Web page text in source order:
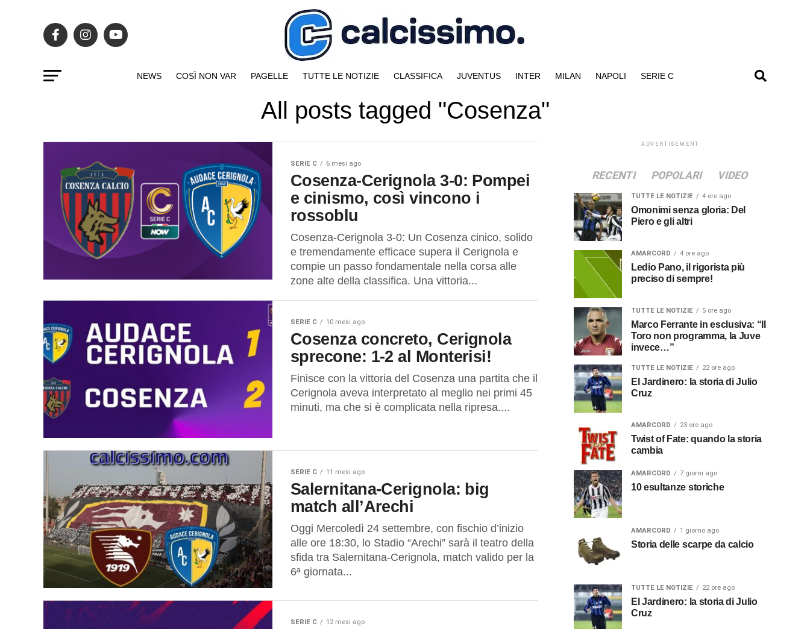
NEWS COSÌ NON VAR PAGELLE TUTTE LE NOTIZIE CLASSIFICA JUVENTUS INTER MILAN NAPOLI SERIE C
All posts tagged "Cosenza"
SERIE C 6 mesi ago
Cosenza-Cerignola 3-0: Pompei
e cinismo, così vincono i
rossoblu
Cosenza-Cerignola 3-0: Un Cosenza cinico, solido
e tremendamente efficace supera il Cerignola e
compie un passo fondamentale nella corsa alle
zone alte della classifica. Una vittoria...
SERIE C 10 mesi ago
Cosenza concreto, Cerignola
sprecone: 1-2 al Monterisi!
Finisce con la vittoria del Cosenza una partita che il
Cerignola aveva interpretato al meglio nei primi 45
minuti, ma che si è complicata nella ripresa....
SERIE C 11 mesi ago
Salernitana-Cerignola: big
match all’Arechi
Oggi Mercoledì 24 settembre, con fischio d’inizio
alle ore 18:30, lo Stadio “Arechi” sarà il teatro della
sfida tra Salernitana-Cerignola, match valido per la
6ª giornata...
SERIE C 12 mesi ago
ADVERTISEMENT
RECENTI POPOLARI VIDEO
TUTTE LE NOTIZIE 4 ore ago
Omonimi senza gloria: Del
Piero e gli altri
AMARCORD 4 ore ago
Ledio Pano, il rigorista più
preciso di sempre!
TUTTE LE NOTIZIE 5 ore ago
Marco Ferrante in esclusiva: “Il
Toro non programma, la Juve
invece…”
TUTTE LE NOTIZIE 22 ore ago
El Jardinero: la storia di Julio
Cruz
AMARCORD 23 ore ago
Twist of Fate: quando la storia
cambia
AMARCORD 7 giorni ago
10 esultanze storiche
AMARCORD 1 giorno ago
Storia delle scarpe da calcio
TUTTE LE NOTIZIE 22 ore ago
El Jardinero: la storia di Julio
Cruz